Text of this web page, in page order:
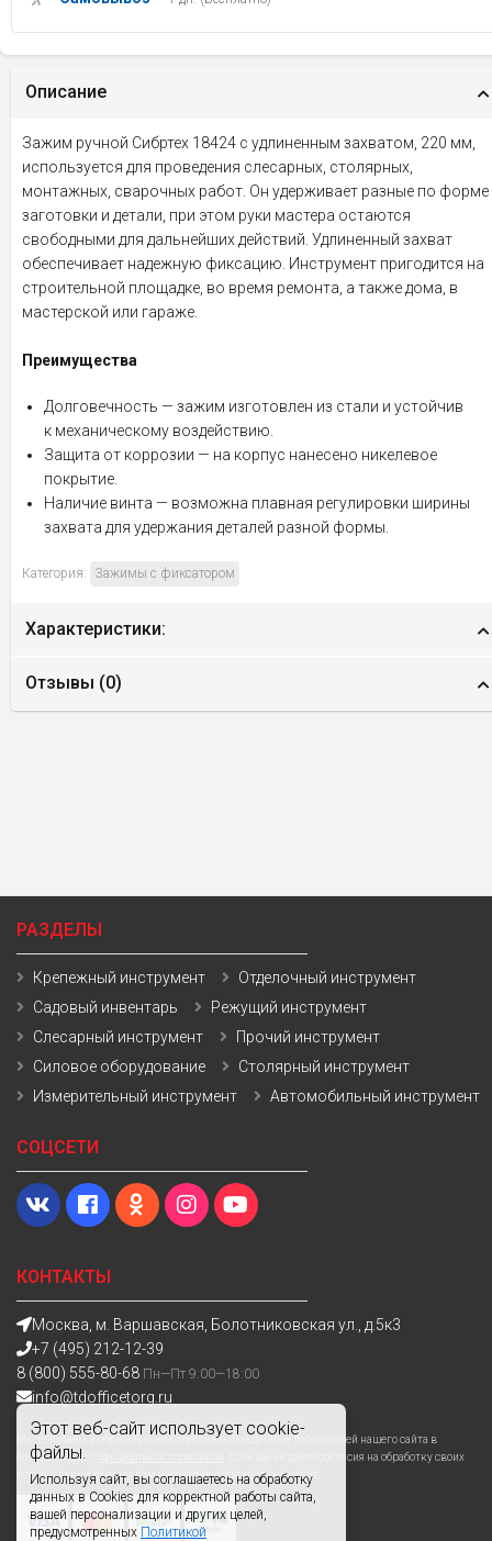
Этот веб-сайт использует cookie-
файлы.
Используя сайт, вы соглашаетесь на обработку
данных в Cookies для корректной работы сайта,
вашей персонализации и других целей,
предусмотренных Политикой
Описание
Зажим ручной Сибртех 18424 с удлиненным захватом, 220 мм,
используется для проведения слесарных, столярных,
монтажных, сварочных работ. Он удерживает разные по форме
заготовки и детали, при этом руки мастера остаются
свободными для дальнейших действий. Удлиненный захват
обеспечивает надежную фиксацию. Инструмент пригодится на
строительной площадке, во время ремонта, а также дома, в
мастерской или гараже.
Преимущества
Долговечность — зажим изготовлен из стали и устойчив
к механическому воздействию.
Защита от коррозии — на корпус нанесено никелевое
покрытие.
Наличие винта — возможна плавная регулировки ширины
захвата для удержания деталей разной формы.
Категория: Зажимы с фиксатором
Характеристики:
Отзывы (0)
КОНТАКТЫ
Москва, м. Варшавская, Болотниковская ул., д.5к3
+7 (495) 212-12-39
8 (800) 555-80-68 Пн—Пт 9:00—18:00
info@tdofficetorg.ru
Мы получаем и обрабатываем персональные данные посетителей нашего сайта в
соответствии с
. Если вы не даете согласия на обработку своих
персональных данных,вам необходимо покинуть наш сайт.
РАЗДЕЛЫ
Крепежный инструмент
Отделочный инструмент
Садовый инвентарь
Режущий инструмент
Слесарный инструмент
Прочий инструмент
Силовое оборудование
Столярный инструмент
Измерительный инструмент
Автомобильный инструмент
СОЦСЕТИ